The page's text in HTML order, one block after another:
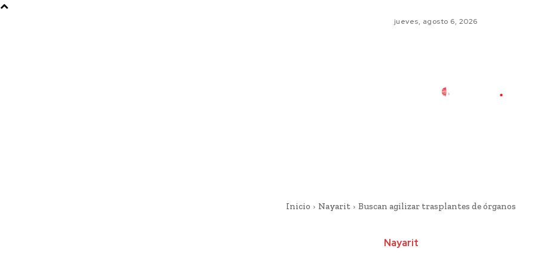
jueves, agosto 6, 2026
Inicio Nayarit Buscan agilizar trasplantes de órganos
Nayarit